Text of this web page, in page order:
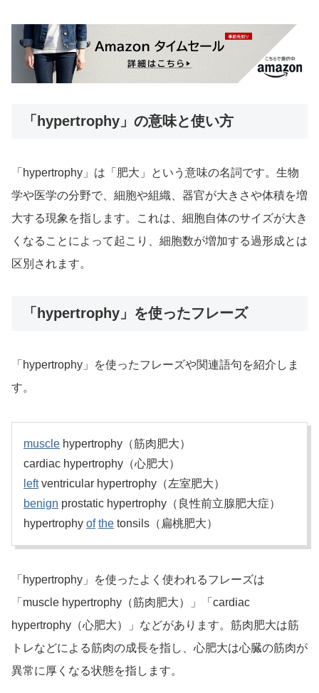
「hypertrophy」の意味と使い方
「hypertrophy」は「肥大」という意味の名詞です。生物
学や医学の分野で、細胞や組織、器官が大きさや体積を増
大する現象を指します。これは、細胞自体のサイズが大き
くなることによって起こり、細胞数が増加する過形成とは
区別されます。
「hypertrophy」を使ったフレーズ
「hypertrophy」を使ったフレーズや関連語句を紹介しま
す。
muscle hypertrophy（筋肉肥大）
cardiac hypertrophy（心肥大）
leftventricular hypertrophy（左室肥大）
benign prostatic hypertrophy（良性前立腺肥大症）
hypertrophy of the tonsils（扁桃肥大）
「hypertrophy」を使ったよく使われるフレーズは
「muscle hypertrophy（筋肉肥大）」「cardiac
hypertrophy（心肥大）」などがあります。筋肉肥大は筋
トレなどによる筋肉の成長を指し、心肥大は心臓の筋肉が
異常に厚くなる状態を指します。